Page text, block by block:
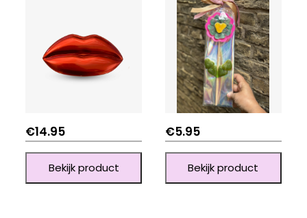
€14.95
Bekijk product
€5.95
Bekijk product